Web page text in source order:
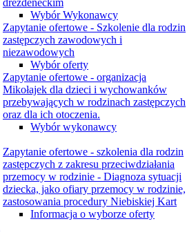
Wybór Wykonawcy
Zapytanie ofertowe - Szkolenie dla rodzin
zastępczych zawodowych i
niezawodowych
Wybór oferty
Zapytanie ofertowe - organizacja
Mikołajek dla dzieci i wychowanków
przebywających w rodzinach zastępczych
oraz dla ich otoczenia.
Wybór wykonawcy
Zapytanie ofertowe - szkolenia dla rodzin
zastępczych z zakresu przeciwdziałania
przemocy w rodzinie - Diagnoza sytuacji
dziecka, jako ofiary przemocy w rodzinie,
zastosowania procedury Niebiskiej Kart
Informacja o wyborze oferty